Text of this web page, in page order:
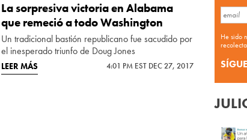
La sorpresiva victoria en Alabama
que remeció a todo Washington
Un tradicional bastión republicano fue sacudido por
el inesperado triunfo de Doug Jones
LEER MÁS 4:01 PM EST DEC 27, 2017
He sido